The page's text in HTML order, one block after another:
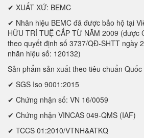
✔ XUẤT XỨ: BEMC
✔ Nhãn hiệu BEMC đã được bảo hộ tại
HỮU TRÍ TUỆ CẤP TỪ NĂM 2009 (được
theo quyết định số 3737/QĐ-SHTT ngày
nhãn hiệu số: 120132)
Sản phẩm sản xuất theo tiêu chuẩn Quốc
✔ SGS Iso 9001:2015
✔ Chứng nhận số: VN 16/0059
✔ Chứng nhận VINCAS 049-QMS (IAF)
✔ TCCS 01:2010/VTNH&ATKQ